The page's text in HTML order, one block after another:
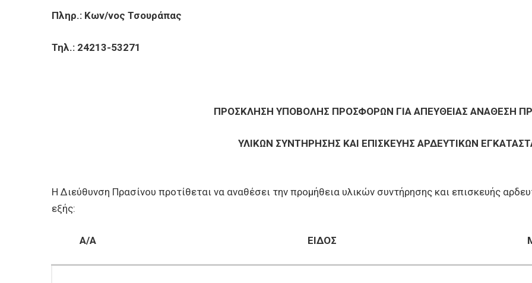
Πληρ.: Κων/νος Τσουράπας
Τηλ.: 24213-53271
ΠΡΟΣΚΛΗΣΗ ΥΠΟΒΟΛΗΣ ΠΡΟΣΦΟΡΩΝ ΓΙΑ ΑΠΕΥΘΕΙΑΣ ΑΝΑΘΕΣΗ
ΥΛΙΚΩΝ ΣΥΝΤΗΡΗΣΗΣ ΚΑΙ ΕΠΙΣΚΕΥΗΣ ΑΡΔΕΥΤΙΚΩΝ
Η Διεύθυνση Πρασίνου προτίθεται να αναθέσει την προμήθεια υλικών συντήρησης και επισκευής
εξής:
Α/Α ΕΙΔΟΣ